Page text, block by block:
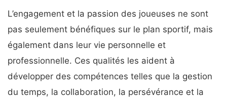
L’engagement et la passion des joueuses ne sont
pas seulement bénéfiques sur le plan sportif, mais
également dans leur vie personnelle et
professionnelle. Ces qualités les aident à
développer des compétences telles que la gestion
du temps, la collaboration, la persévérance et la